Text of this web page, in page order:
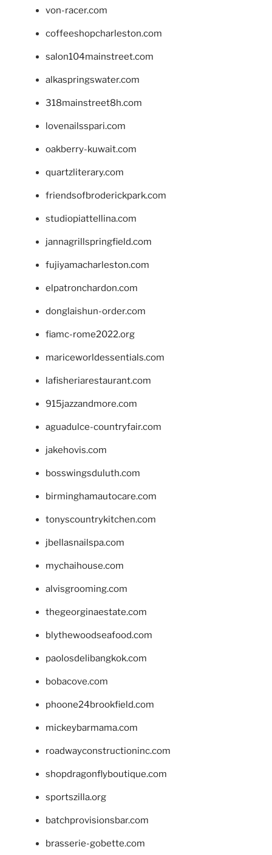
von-racer.com
coffeeshopcharleston.com
salon104mainstreet.com
alkaspringswater.com
318mainstreet8h.com
lovenailsspari.com
oakberry-kuwait.com
quartzliterary.com
friendsofbroderickpark.com
studiopiattellina.com
jannagrillspringfield.com
fujiyamacharleston.com
elpatronchardon.com
donglaishun-order.com
fiamc-rome2022.org
mariceworldessentials.com
lafisheriarestaurant.com
915jazzandmore.com
aguadulce-countryfair.com
jakehovis.com
bosswingsduluth.com
birminghamautocare.com
tonyscountrykitchen.com
jbellasnailspa.com
mychaihouse.com
alvisgrooming.com
thegeorginaestate.com
blythewoodseafood.com
paolosdelibangkok.com
bobacove.com
phoone24brookfield.com
mickeybarmama.com
roadwayconstructioninc.com
shopdragonflyboutique.com
sportszilla.org
batchprovisionsbar.com
brasserie-gobette.com